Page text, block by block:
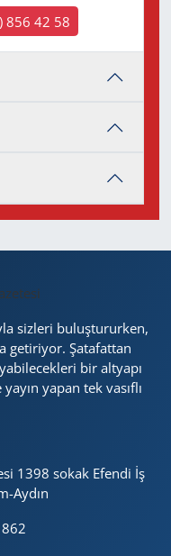
856 42 58
sizleri buluştururken,
getiriyor. Şatafattan
bir altyapı
yapan tek vasıflı
1398 sokak Efendi İş
Aydın